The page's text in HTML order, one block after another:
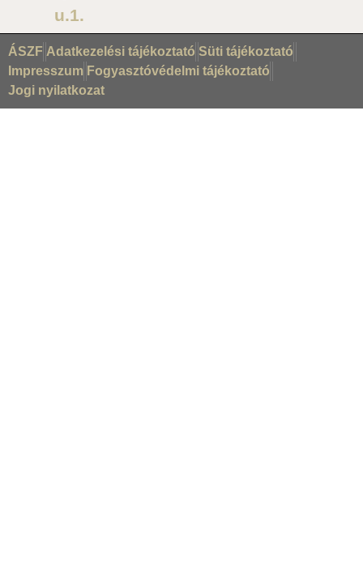
u.1.
ÁSZF Adatkezelési tájékoztató Süti tájékoztató
Impresszum Fogyasztóvédelmi tájékoztató
Jogi nyilatkozat